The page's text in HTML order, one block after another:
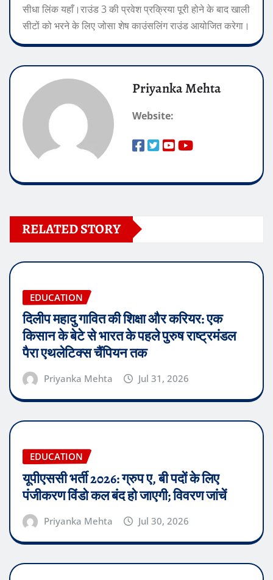
सीधा लिंक यहाँ।राउंड 3 की प्रवेश प्रक्रिया पूरी होने के बाद खाली
सीटों को भरने के लिए जोसा शेष काउंसलिंग राउंड आयोजित करेगा।
Priyanka Mehta
Website:
RELATED STORY
EDUCATION
दिलीप महादु गावित की शिक्षा और करियर: एक
किसान के बेटे से भारत के पहले पुरुष राष्ट्रमंडल
पैरा एथलेटिक्स चैंपियन तक
Priyanka Mehta Jul 31, 2026
EDUCATION
यूपीएससी भर्ती 2026: ग्रुप ए, बी पदों के लिए
पंजीकरण विंडो कल बंद हो जाएगी; विवरण जांचें
Priyanka Mehta Jul 30, 2026